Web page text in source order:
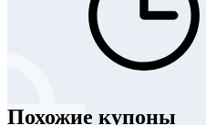
Похожие купоны